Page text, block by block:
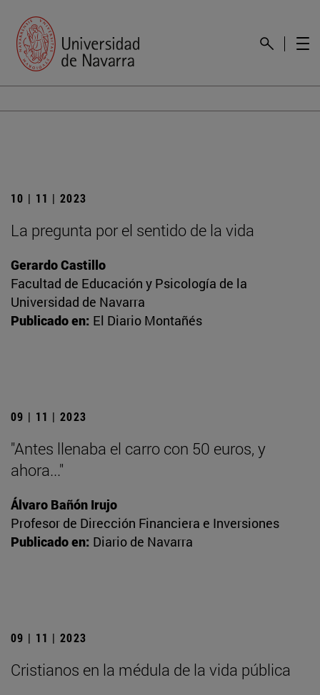
10 | 11 | 2023
La pregunta por el sentido de la vida
Gerardo Castillo
Facultad de Educación y Psicología de la
Universidad de Navarra
Publicado en: El Diario Montañés
09 | 11 | 2023
"Antes llenaba el carro con 50 euros, y
ahora..."
Álvaro Bañón Irujo
Profesor de Dirección Financiera e Inversiones
Publicado en: Diario de Navarra
09 | 11 | 2023
Cristianos en la médula de la vida pública